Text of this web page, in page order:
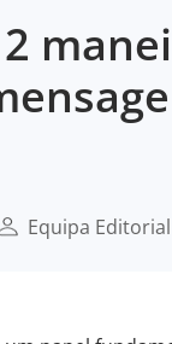
2
Equipa